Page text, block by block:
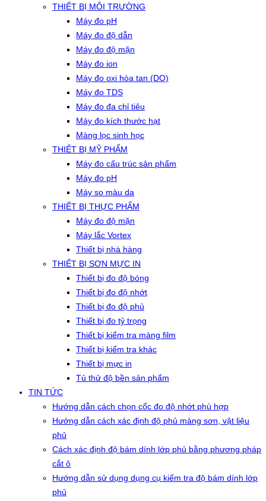
THIẾT BỊ MÔI TRƯỜNG
Máy đo pH
Máy đo độ dẫn
Máy đo độ mặn
Máy đo ion
Máy đo oxi hòa tan (DO)
Máy đo TDS
Máy đo đa chỉ tiêu
Máy đo kích thước hạt
Màng lọc sinh học
THIẾT BỊ MỸ PHẨM
Máy đo cấu trúc sản phẩm
Máy đo pH
Máy so màu da
THIẾT BỊ THỰC PHẨM
Máy đo độ mặn
Máy lắc Vortex
Thiết bị nhà hàng
THIẾT BỊ SƠN MỰC IN
Thiết bị đo độ bóng
Thiết bị đo độ nhớt
Thiết bị đo độ phủ
Thiết bị đo tỷ trọng
Thiết bị kiểm tra màng film
Thiết bị kiểm tra khác
Thiết bị mực in
Tủ thử độ bền sản phẩm
TIN TỨC
Hướng dẫn cách chọn cốc đo độ nhớt phù hợp
Hướng dẫn cách xác định độ phủ màng sơn, vật liệu
phủ
Cách xác định độ bám dính lớp phủ bằng phương pháp
cắt ô
Hướng dẫn sử dụng dụng cụ kiểm tra độ bám dính lớp
phủ